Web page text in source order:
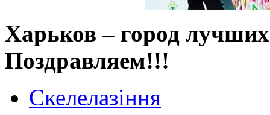
Харьков – город
Поздравляем!!!
Скелелазіння